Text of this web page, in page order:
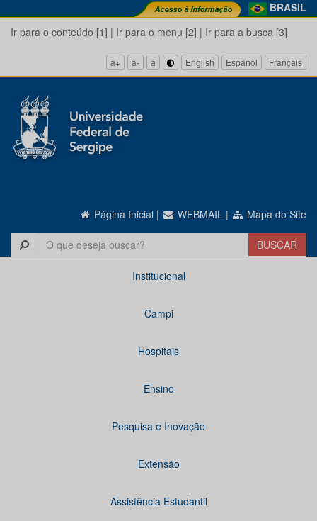
BRASIL
Ir para o conteúdo [1] | Ir para o menu [2] | Ir para a busca [3]
a+ a- a English Español Français
Página Inicial | WEBMAIL | Mapa do Site
Institucional
Campi
Hospitais
Ensino
Pesquisa e Inovação
Extensão
Assistência Estudantil